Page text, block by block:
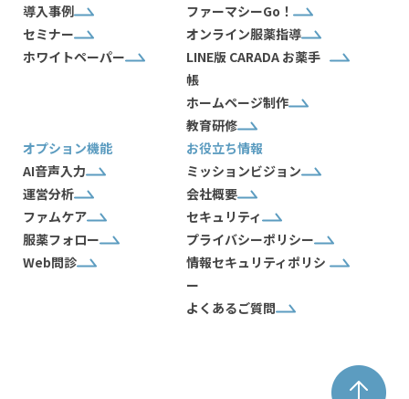
導入事例
セミナー
ホワイトペーパー
ファーマシーGo！
オンライン服薬指導
LINE版 CARADA お薬手
帳
ホームページ制作
教育研修
オプション機能
AI音声入力
運営分析
ファムケア
服薬フォロー
Web問診
お役立ち情報
ミッションビジョン
会社概要
セキュリティ
プライバシーポリシー
情報セキュリティポリシ
ー
よくあるご質問